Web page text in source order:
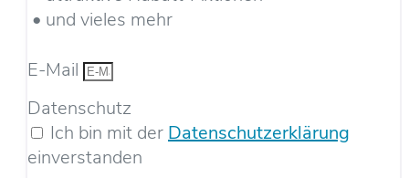
• und vieles mehr
E-Mail
Datenschutz
Ich bin mit der Datenschutzerklärung
einverstanden